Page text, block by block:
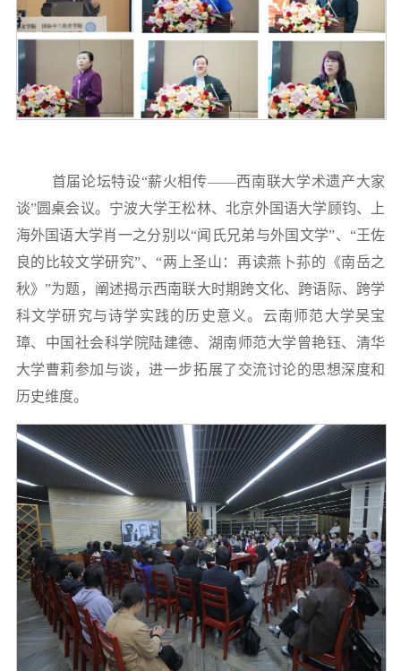
首届论坛特设“薪火相传——西南联大学术遗产大家
谈”圆桌会议。宁波大学王松林、北京外国语大学顾钧、上
海外国语大学肖一之分别以“闻氏兄弟与外国文学”、“王佐
良的比较文学研究”、“两上圣山：再读燕卜荪的《南岳之
秋》”为题，阐述揭示西南联大时期跨文化、跨语际、跨学
科文学研究与诗学实践的历史意义。云南师范大学吴宝
璋、中国社会科学院陆建德、湖南师范大学曾艳钰、清华
大学曹莉参加与谈，进一步拓展了交流讨论的思想深度和
历史维度。